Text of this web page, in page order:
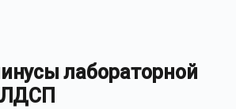
лабораторной